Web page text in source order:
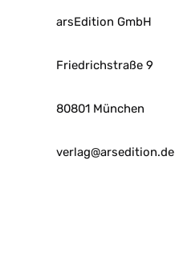
arsEdition GmbH
Friedrichstraße 9
80801 München
verlag@arsedition.de